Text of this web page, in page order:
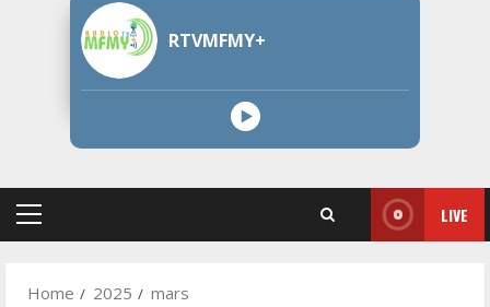
sans
titre
1111
RTVMFMY+
Primary
LIVE
Home 2025 mars